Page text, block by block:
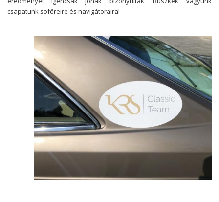
csapatunk sofőreire és navigátoraira!